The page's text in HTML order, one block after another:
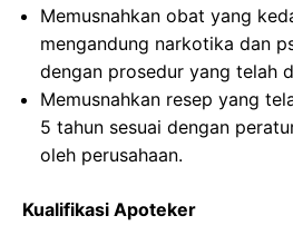
Memusnahkan obat yang
mengandung narkotika dan
dengan prosedur yang telah
Memusnahkan resep yang
5 tahun sesuai dengan
oleh perusahaan.
Kualifikasi Apoteker